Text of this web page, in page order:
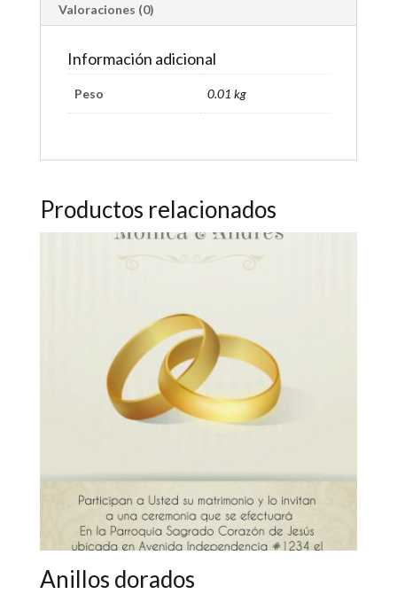
Valoraciones (0)
Información adicional
Peso 0.01 kg
Productos relacionados
Anillos dorados